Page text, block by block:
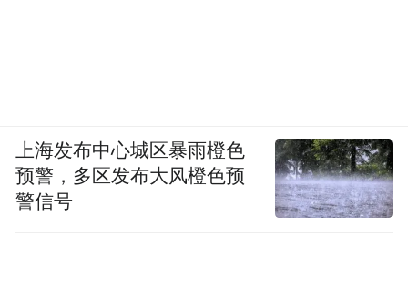
上海发布中心城区暴雨橙色
预警，多区发布大风橙色预
警信号